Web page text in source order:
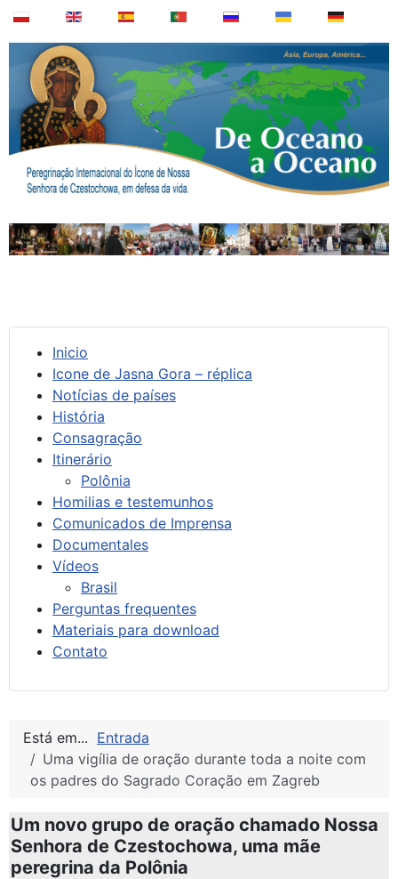
Inicio
Icone de Jasna Gora – réplica
Notícias de países
História
Consagração
Itinerário
Polônia
Homilias e testemunhos
Comunicados de Imprensa
Documentales
Vídeos
Brasil
Perguntas frequentes
Materiais para download
Contato
Está em... Entrada
Uma vigília de oração durante toda a noite com
os padres do Sagrado Coração em Zagreb
Um novo grupo de oração chamado Nossa
Senhora de Czestochowa, uma mãe
peregrina da Polônia